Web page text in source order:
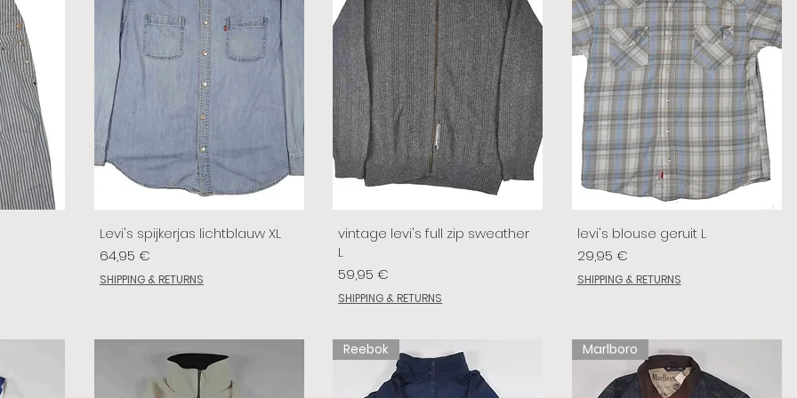
Levi's spijkerjas lichtblauw XL
Preis
64,95 €
SHIPPING & RETURNS
vintage levi's full zip sweather
L
Preis
59,95 €
SHIPPING & RETURNS
levi's blouse geruit L
Preis
29,95 €
SHIPPING & RETURNS
Reebok Marlboro